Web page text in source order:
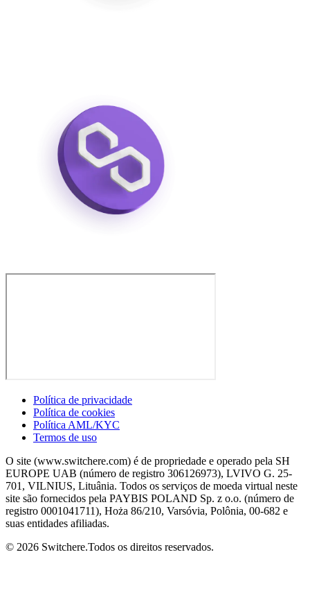
Política de privacidade
Política de cookies
Política AML/KYC
Termos de uso
O site (www.switchere.com) é de propriedade e operado pela SH
EUROPE UAB (número de registro 306126973), LVIVO G. 25-
701, VILNIUS, Lituânia. Todos os serviços de moeda virtual neste
site são fornecidos pela PAYBIS POLAND Sp. z o.o. (número de
registro 0001041711), Hoża 86/210, Varsóvia, Polônia, 00-682 e
suas entidades afiliadas.
© 2026 Switchere.Todos os direitos reservados.